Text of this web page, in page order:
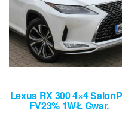
Lexus RX 300 4×4
FV23% 1WŁ Gwar.